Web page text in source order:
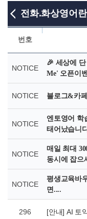
전화.화상영어
번호
NOTICE
🎉 세상에
Me' 오픈이
NOTICE 블로그&카
NOTICE
엔토영어 학
태어났습니
NOTICE
매일 최대
동시에 잡으
NOTICE
평생교육바
면....
296 [안내] AI 토